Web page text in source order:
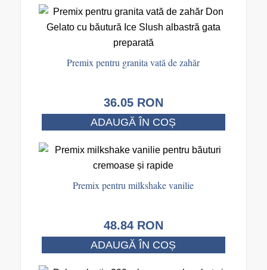
Premix pentru granita vată de zahăr
36.05 RON
ADAUGĂ ÎN COȘ
Premix pentru milkshake vanilie
48.84 RON
ADAUGĂ ÎN COȘ